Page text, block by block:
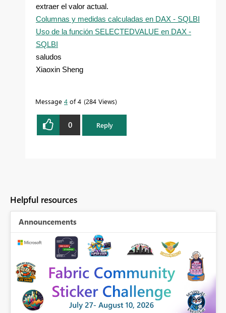
extraer el valor actual.
Columnas y medidas calculadas en DAX - SQLBI
Uso de la función SELECTEDVALUE en DAX -
SQLBI
saludos
Xiaoxin Sheng
Message 4 of 4 284 Views
0 Reply
Helpful resources
Announcements